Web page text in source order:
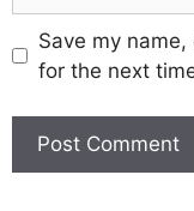
Save my
for the next